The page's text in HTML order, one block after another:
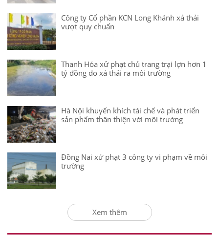
Công ty Cổ phần KCN Long Khánh xả thải
vượt quy chuẩn
Thanh Hóa xử phạt chủ trang trại lợn hơn 1
tỷ đồng do xả thải ra môi trường
Hà Nội khuyến khích tái chế và phát triển
sản phẩm thân thiện với môi trường
Đồng Nai xử phạt 3 công ty vi phạm về môi
trường
Xem thêm